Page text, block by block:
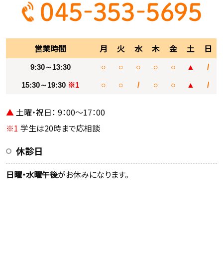
営業時間 月 火 水 木 金 土 日
9:30～13:30 ○ ○ ○ ○ ○ ▲ /
15:30～19:30 ※1 ○ ○ / ○ ○ ▲ /
▲ 土曜・祝日： 9：00～17：00
※1 学生は20時まで応相談
休診日
日曜・水曜午後がお休みになります。